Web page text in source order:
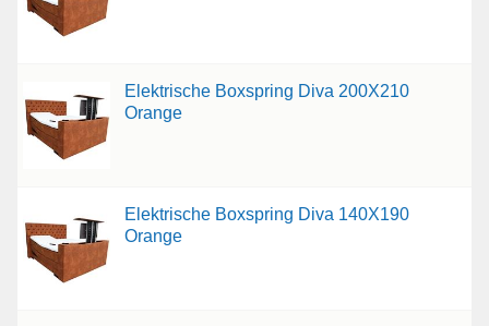
Elektrische Boxspring Diva 200X210
Orange
Elektrische Boxspring Diva 140X190
Orange